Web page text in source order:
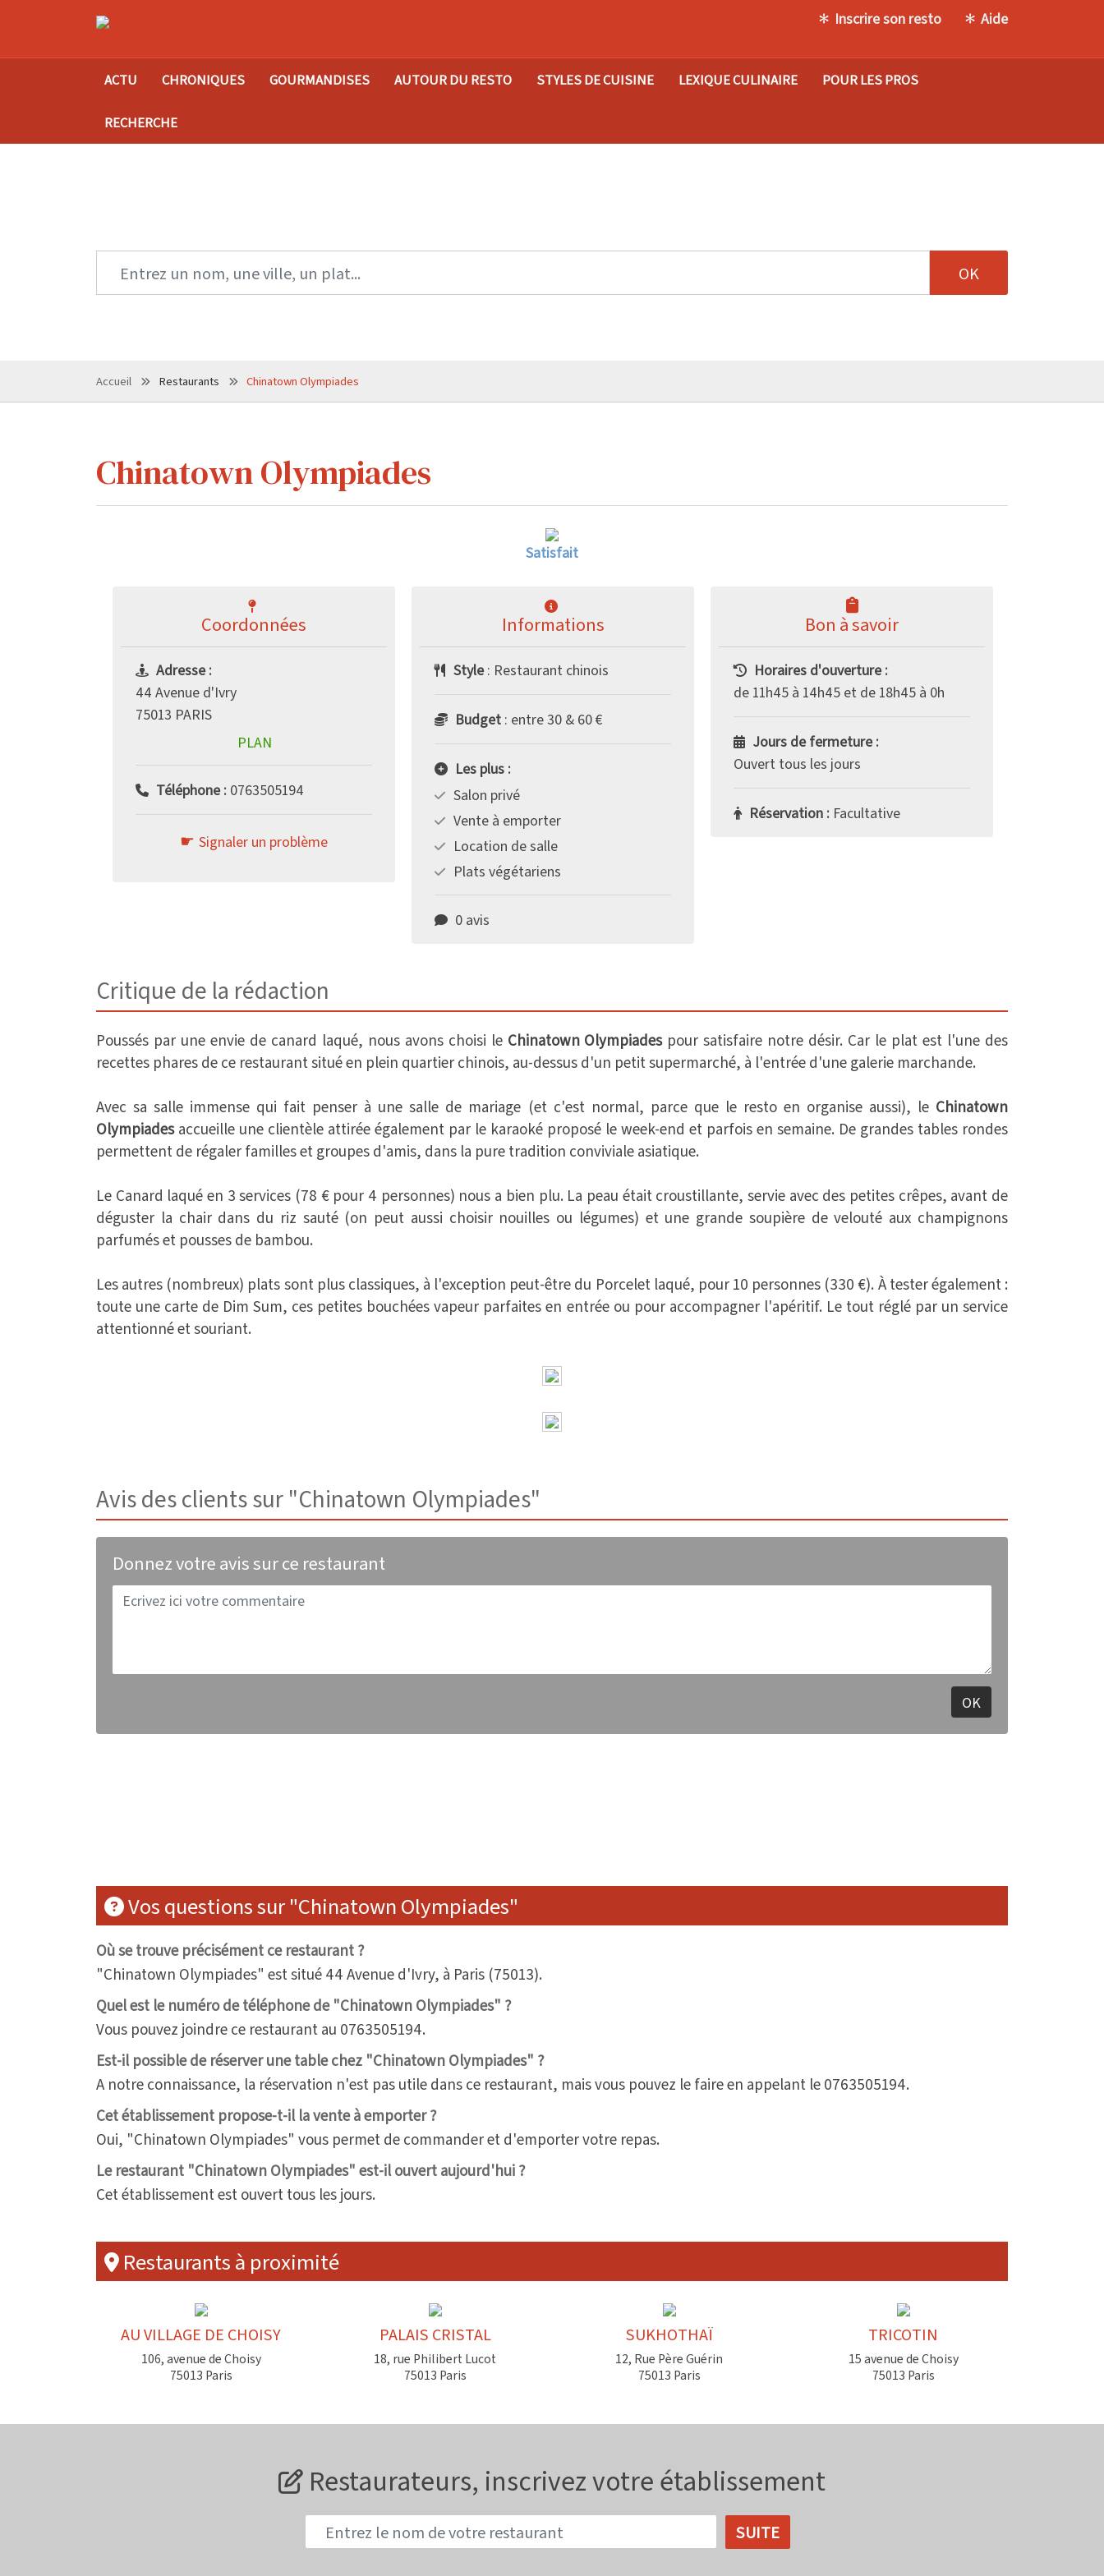
Inscrire son resto Aide
ACTU CHRONIQUES GOURMANDISES AUTOUR DU RESTO STYLES DE CUISINE LEXIQUE CULINAIRE POUR LES PROS
RECHERCHE
Accueil Restaurants Chinatown Olympiades
Chinatown Olympiades
Satisfait
Coordonnées
Adresse :
44 Avenue d'Ivry
75013 PARIS
PLAN
Téléphone : 0763505194
Signaler un problème
Informations
Style : Restaurant chinois
Budget : entre 30 & 60 €
Les plus :
Salon privé
Vente à emporter
Location de salle
Plats végétariens
0 avis
Bon à savoir
Horaires d'ouverture :
de 11h45 à 14h45 et de 18h45 à 0h
Jours de fermeture :
Ouvert tous les jours
Réservation : Facultative
Critique de la rédaction
Poussés par une envie de canard laqué, nous avons choisi le Chinatown Olympiadespour satisfaire notre désir. Car le plat est l'une des
recettes phares de ce restaurant situé en plein quartier chinois, au-dessus d'un petit supermarché, à l'entrée d'une galerie marchande.
Avec sa salle immense qui fait penser à une salle de mariage (et c'est normal, parce que le resto en organise aussi), le Chinatown
Olympiadesaccueille une clientèle attirée également par le karaoké proposé le week-end et parfois en semaine. De grandes tables rondes
permettent de régaler familles et groupes d'amis, dans la pure tradition conviviale asiatique.
Le Canard laqué en 3 services (78 € pour 4 personnes) nous a bien plu. La peau était croustillante, servie avec des petites crêpes, avant de
déguster la chair dans du riz sauté (on peut aussi choisir nouilles ou légumes) et une grande soupière de velouté aux champignons
parfumés et pousses de bambou.
Les autres (nombreux) plats sont plus classiques, à l'exception peut-être du Porcelet laqué, pour 10 personnes (330 €). À tester également :
toute une carte de Dim Sum, ces petites bouchées vapeur parfaites en entrée ou pour accompagner l'apéritif. Le tout réglé par un service
attentionné et souriant.
Avis des clients sur "Chinatown Olympiades"
Donnez votre avis sur ce restaurant
Vos questions sur "Chinatown Olympiades"
Où se trouve précisément ce restaurant ?
"Chinatown Olympiades" est situé 44 Avenue d'Ivry, à Paris (75013).
Quel est le numéro de téléphone de "Chinatown Olympiades" ?
Vous pouvez joindre ce restaurant au 0763505194.
Est-il possible de réserver une table chez "Chinatown Olympiades" ?
A notre connaissance, la réservation n'est pas utile dans ce restaurant, mais vous pouvez le faire en appelant le 0763505194.
Cet établissement propose-t-il la vente à emporter ?
Oui, "Chinatown Olympiades" vous permet de commander et d'emporter votre repas.
Le restaurant "Chinatown Olympiades" est-il ouvert aujourd'hui ?
Cet établissement est ouvert tous les jours.
Restaurants à proximité
AU VILLAGE DE CHOISY
106, avenue de Choisy
75013 Paris
PALAIS CRISTAL
18, rue Philibert Lucot
75013 Paris
SUKHOTHAÏ
12, Rue Père Guérin
75013 Paris
TRICOTIN
15 avenue de Choisy
75013 Paris
Restaurateurs, inscrivez votre établissement